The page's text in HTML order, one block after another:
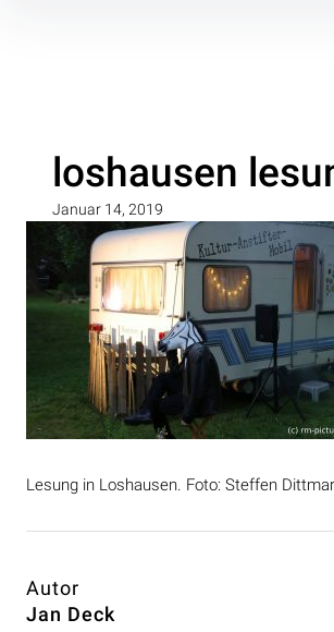
loshausen
Januar 14, 2019
Lesung in Loshausen. Foto: Steffen Dittmar
Autor
Jan Deck